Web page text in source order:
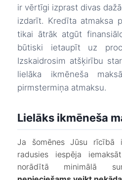
ir vērtīgi izprast divas
izdarīt. Kredīta atmaksa
tikai ātrāk atgūt
būtiski ietaupīt uz
Izskaidrosim atšķirību
lielāka ikmēneša
pirmstermiņa atmaksu.
Lielāks ikmēneša
Ja šomēnes Jūsu
radusies iespēja
norādītā minimālā